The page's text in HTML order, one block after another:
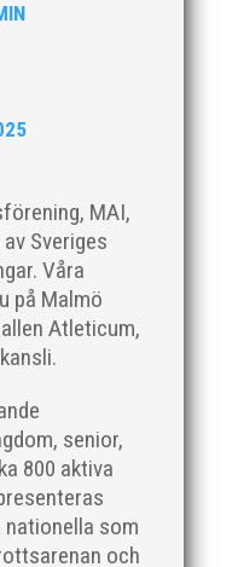
MAI,
Sveriges
Våra
på Malmö
Atleticum,
senior,
800 aktiva
nationella som
och
mycket på flera
var aktiv, var
ledare som alltid var
olika projekt. Med